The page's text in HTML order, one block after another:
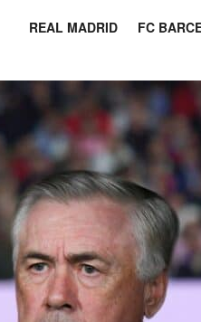
REAL MADRID FC